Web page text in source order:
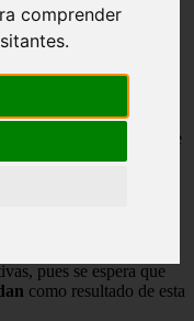
comprender
décadas de
tres fábricas en el
a la pandemia, la que
y de pérdidas
pues se espera que
como resultado de esta